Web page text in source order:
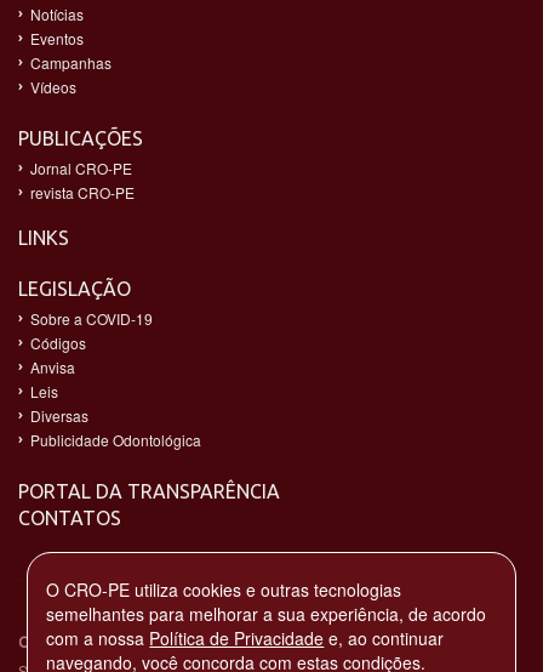
Notícias
Eventos
Campanhas
Vídeos
PUBLICAÇÕES
Jornal CRO-PE
revista CRO-PE
LINKS
LEGISLAÇÃO
Sobre a COVID-19
Códigos
Anvisa
Leis
Diversas
Publicidade Odontológica
PORTAL DA TRANSPARÊNCIA
CONTATOS
CONSELHO REGIONAL DE ODONTOLOGIA DE PERNAMBUCO
O CRO-PE utiliza cookies e outras tecnologias
semelhantes para melhorar a sua experiência, de acordo
com a nossa Política de Privacidade e, ao continuar
navegando, você concorda com estas condições.